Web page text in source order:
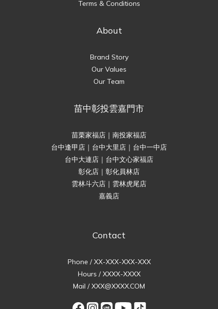
Terms & Conditions
About
Brand Story
Our Values
Our Team
苗中彰投雲嘉門市
苗栗家福店｜南投家福店
台中逢甲店｜台中大里店｜台中一中店
台中大連店｜台中文心家福店
彰化店｜彰化員林店
雲林斗六店｜雲林虎尾店
嘉義店
Contact
Phone / XX-XXX-XXX-XXX
Hours / XXXX-XXXX
Mail / XXX@XXXX.COM